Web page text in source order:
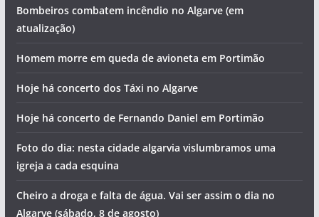
Bombeiros combatem incêndio no Algarve (em
atualização)
Homem morre em queda de avioneta em Portimão
Hoje há concerto dos Táxi no Algarve
Hoje há concerto de Fernando Daniel em Portimão
Foto do dia: nesta cidade algarvia vislumbramos uma
igreja a cada esquina
Cheiro a droga e falta de água. Vai ser assim o dia no
Algarve (sábado, 8 de agosto)